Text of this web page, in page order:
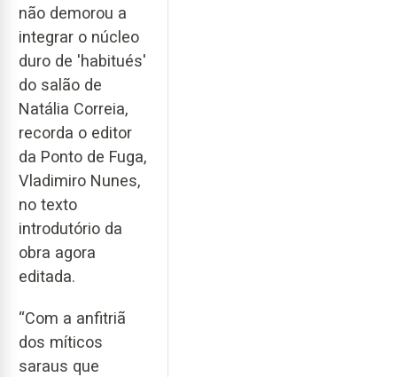
não demorou a
integrar o núcleo
duro de 'habitués'
do salão de
Natália Correia,
recorda o editor
da Ponto de Fuga,
Vladimiro Nunes,
no texto
introdutório da
obra agora
editada.
“Com a anfitriã
dos míticos
saraus que